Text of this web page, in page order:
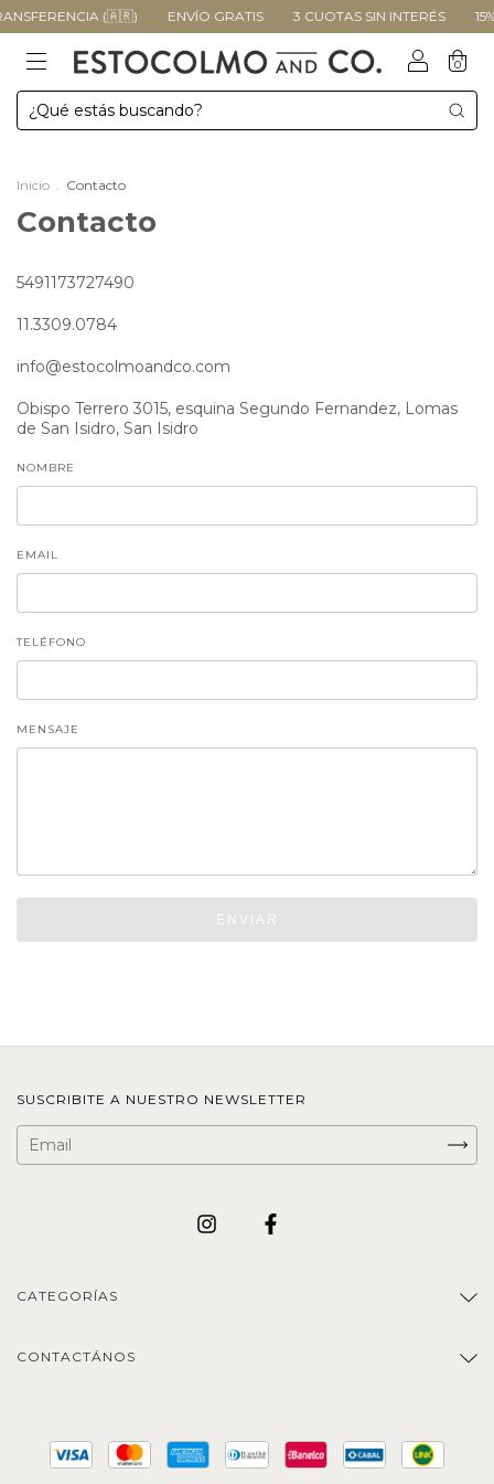
(🇦🇷) ENVÍO GRATIS 3 CUOTAS SIN INTERÉS
0
Inicio . Contacto
Contacto
5491173727490
11.3309.0784
info@estocolmoandco.com
Obispo Terrero 3015, esquina Segundo Fernandez, Lomas
de San Isidro, San Isidro
NOMBRE
EMAIL
TELÉFONO
MENSAJE
ENVIAR
SUSCRIBITE A NUESTRO NEWSLETTER
CATEGORÍAS
CONTACTÁNOS